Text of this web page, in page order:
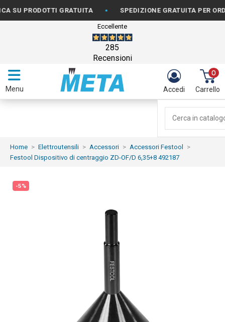
PRODOTTI GRATUITA • SPEDIZIONE GRATUITA PER ORDINI
Eccellente
285
Recensioni
Menu Accedi
0
Carrello
Home Elettroutensili Accessori
Accessori Festool
Festool Dispositivo di centraggio ZD-OF/D 6,35+8 492187
-5%